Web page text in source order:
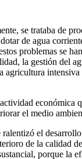
se trataba de
de agua
problemas se
la gestión del
económica
el medio
el
de la calidad
porque la